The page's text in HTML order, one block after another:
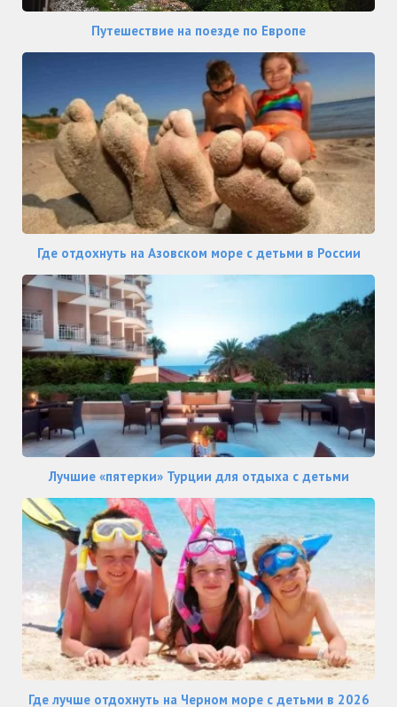
Путешествие на поезде по Европе
Где отдохнуть на Азовском море с детьми в России
Лучшие «пятерки» Турции для отдыха с детьми
Где лучше отдохнуть на Черном море с детьми в 2026